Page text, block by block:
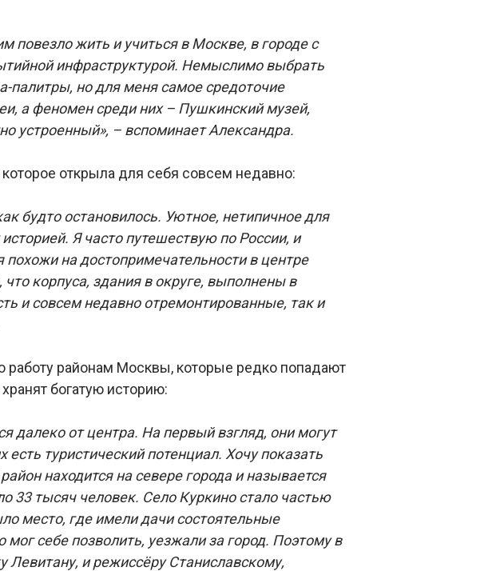
повезло жить и учиться в Москве, в городе с
инфраструктурой. Немыслимо выбрать
палитры, но для меня самое средоточие
а феномен среди них – Пушкинский музей,
устроенный», – вспоминает Александра.
открыла для себя совсем недавно:
будто остановилось. Уютное, нетипичное для
Я часто путешествую по России, и
на достопримечательности в центре
корпуса, здания в округе, выполнены в
и совсем недавно отремонтированные, так и
работу районам Москвы, которые редко попадают
богатую историю:
далеко от центра. На первый взгляд, они могут
туристический потенциал. Хочу показать
находится на севере города и называется
33 тысяч человек. Село Куркино стало частью
место, где имели дачи состоятельные
себе позволить, уезжали за город. Поэтому в
Левитану, и режиссёру Станиславскому,